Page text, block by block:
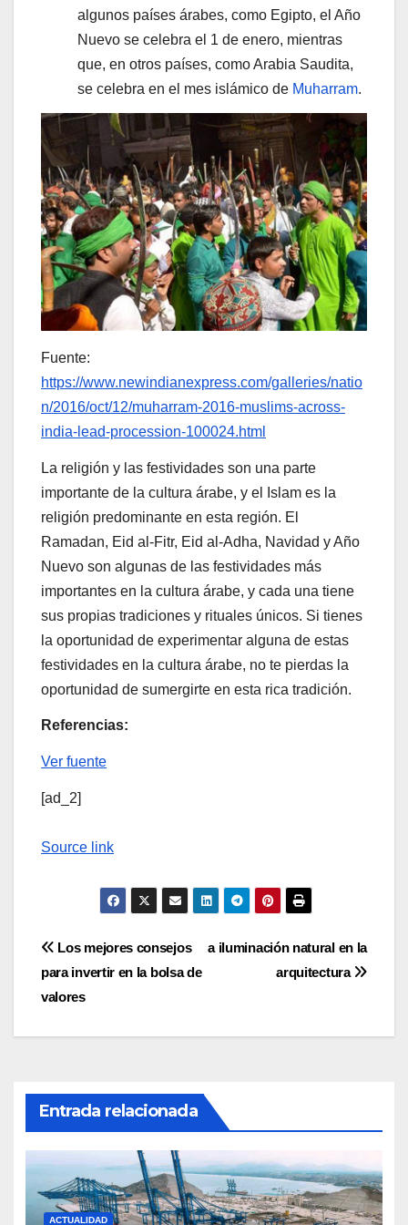
algunos países árabes, como Egipto, el Año
Nuevo se celebra el 1 de enero, mientras
que, en otros países, como Arabia Saudita,
se celebra en el mes islámico de Muharram.
Fuente:
https://www.newindianexpress.com/galleries/natio
n/2016/oct/12/muharram-2016-muslims-across-
india-lead-procession-100024.html
La religión y las festividades son una parte
importante de la cultura árabe, y el Islam es la
religión predominante en esta región. El
Ramadan, Eid al-Fitr, Eid al-Adha, Navidad y Año
Nuevo son algunas de las festividades más
importantes en la cultura árabe, y cada una tiene
sus propias tradiciones y rituales únicos. Si tienes
la oportunidad de experimentar alguna de estas
festividades en la cultura árabe, no te pierdas la
oportunidad de sumergirte en esta rica tradición.
Referencias:
Ver fuente
[ad_2]
Source link
Navegación
de
entradas
a iluminación natural en la
arquitectura
Los mejores consejos
para invertir en la bolsa de
valores
Entrada relacionada
ACTUALIDAD